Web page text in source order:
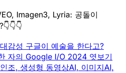
Imagen3, Lyria: 공돌이
감성 구글이 예술을 한다고?
자의 Google I/O 2024 엿보기
조, 생성형 동영상AI, 이미지AI,